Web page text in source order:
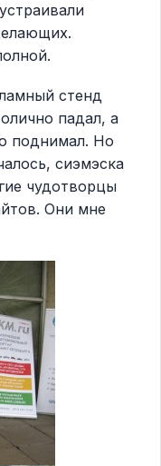
стенд
падал, а
поднимал. Но
сиэмэска
чудотворцы
Они мне